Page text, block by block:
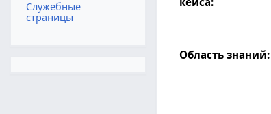
Область знаний:
Служебные
страницы